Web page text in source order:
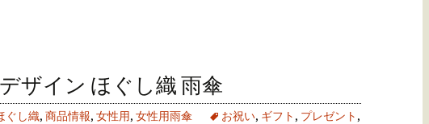
ザイン ほぐし織 雨傘
ぐし織, 商品情報, 女性用, 女性用雨傘 お祝い, ギフト , プレゼント ,